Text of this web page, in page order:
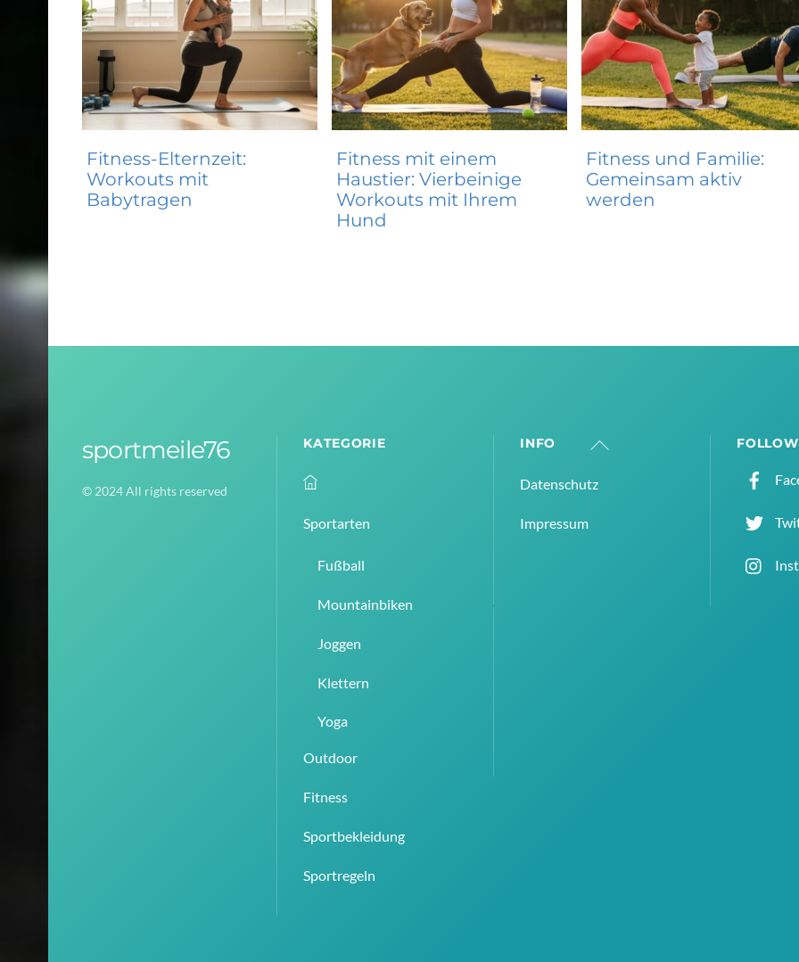
Fitness-Elternzeit:
Workouts mit
Babytragen
Fitness mit einem
Haustier: Vierbeinige
Workouts mit Ihrem
Hund
Fitness und Familie:
Gemeinsam aktiv
werden
Back
sportmeile76
© 2024 All rights reserved
KATEGORIE
Sportarten
Fußball
Mountainbiken
Joggen
Klettern
Yoga
Outdoor
Fitness
Sportbekleidung
Sportregeln
INFO
Datenschutz
Impressum